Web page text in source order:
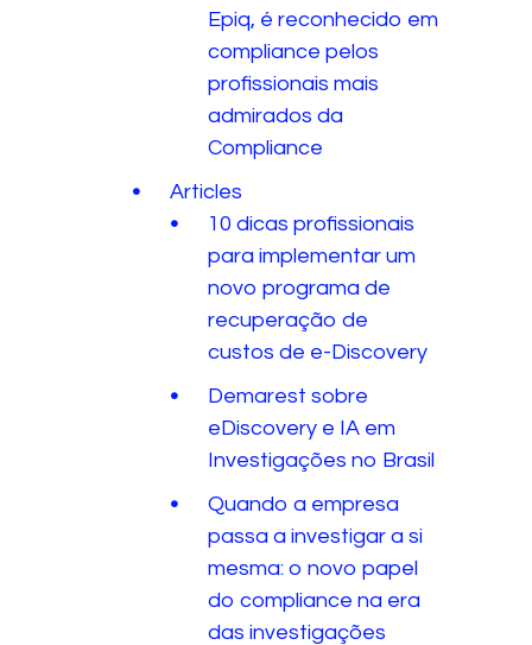
Epiq, é reconhecido em
compliance pelos
profissionais mais
admirados da
Compliance
Articles
10 dicas profissionais
para implementar um
novo programa de
recuperação de
custos de e-Discovery
Demarest sobre
eDiscovery e IA em
Investigações no Brasil
Quando a empresa
passa a investigar a si
mesma: o novo papel
do compliance na era
das investigações